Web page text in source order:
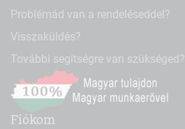
Problémád van a rendeléseddel?
Visszaküldés?
További segítségre van szükséged?
Fiókom